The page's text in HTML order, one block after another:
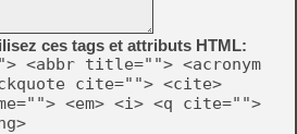
ces tags et attributs HTML:
<abbr title=""> <acronym
cite=""> <cite>
<em> <i> <q cite="">